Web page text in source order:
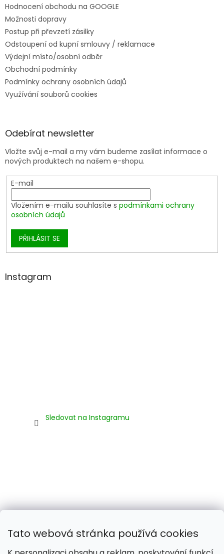
Tato webová stránka používá cookies
Hodnocení obchodu na GOOGLE
Možnosti dopravy
Postup při převzetí zásilky
Odstoupení od kupní smlouvy / reklamace
Výdejní místo/osobní odběr
Obchodní podmínky
Podmínky ochrany osobních údajů
Využívání souborů cookies
Odebírat newsletter
Vložte svůj e-mail a my vám budeme zasílat informace o
nových produktech na našem e-shopu.
E-mail
Vložením e-mailu souhlasíte s podmínkami ochrany
osobních údajů
PŘIHLÁSIT SE
Instagram
Sledovat na Instagramu